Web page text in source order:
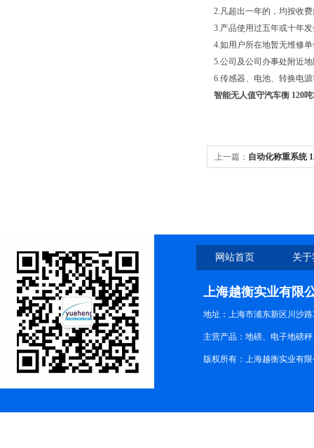
2.凡超出一年的，均按收
3.产品使用过五年或十年
4.如用户所在地暂无维修
5.公司及公司办事处附近
6.传感器、电池、转换电
智能无人值守汽车衡 120
上一篇： 自动化称重系统
网站首页 关
上海越衡实业有限
地址：上海市浦东新区川沙路
主营产品：地磅、电子地磅
版权所有：上海越衡实业有